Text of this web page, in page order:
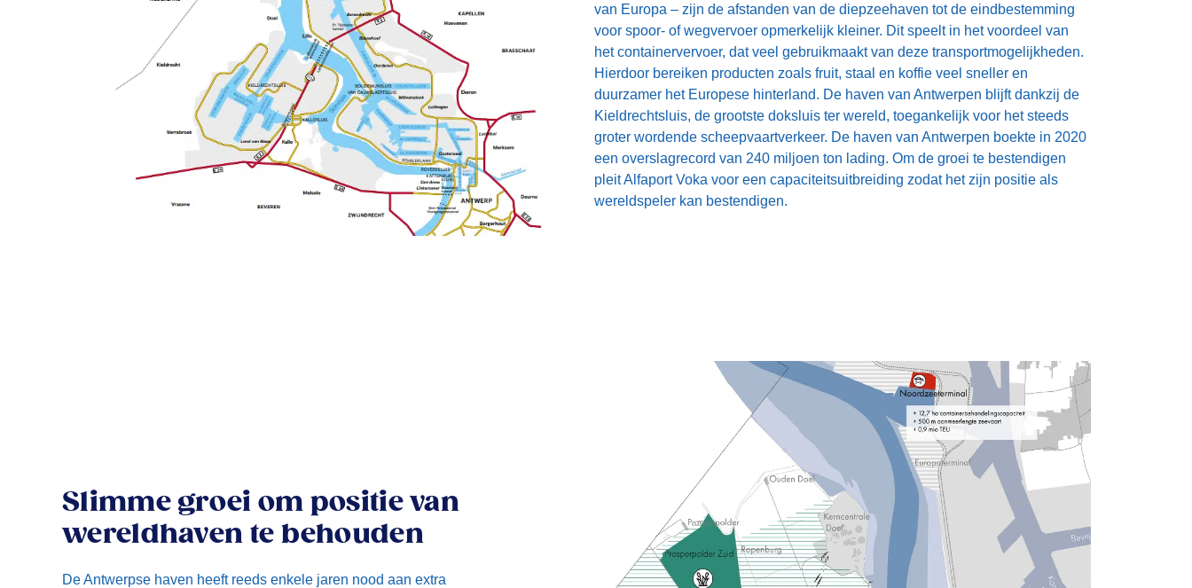
van Europa – zijn de afstanden van de diepzeehaven tot de eindbestemming
voor spoor- of wegvervoer opmerkelijk kleiner. Dit speelt in het voordeel van
het containervervoer, dat veel gebruikmaakt van deze transportmogelijkheden.
Hierdoor bereiken producten zoals fruit, staal en koffie veel sneller en
duurzamer het Europese hinterland. De haven van Antwerpen blijft dankzij de
Kieldrechtsluis, de grootste doksluis ter wereld, toegankelijk voor het steeds
groter wordende scheepvaartverkeer. De haven van Antwerpen boekte in 2020
een overslagrecord van 240 miljoen ton lading. Om de groei te bestendigen
pleit Alfaport Voka voor een capaciteitsuitbreiding zodat het zijn positie als
wereldspeler kan bestendigen.
Slimme groei om positie van
wereldhaven te behouden
De Antwerpse haven heeft reeds enkele jaren nood aan extra